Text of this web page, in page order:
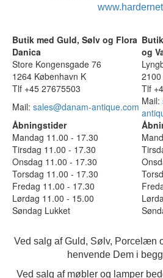
Butik med Guld, Sølv og Flora
Danica
og
Store Kongensgade 76
1264 København K
Tlf +45 27675503
Tlf
Mail: sales@danam-antique.com Mail:
Åbningstider
Mandag 11.00 - 17.30
Tirsdag 11.00 - 17.30
Onsdag 11.00 - 17.30
Torsdag 11.00 - 17.30
Fredag 11.00 - 17.30
Lørdag 11.00 - 15.00
Søndag Lukket
Ved salg af Guld, Sølv, Porcelæn
henvende Dem i
Ved salg af møbler og lamper